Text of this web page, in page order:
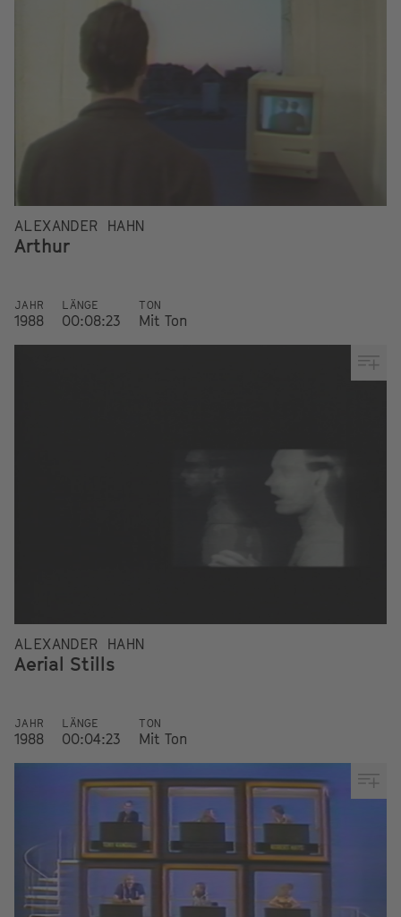
ALEXANDER HAHN
Arthur
JAHR
1988
LÄNGE
00:08:23
TON
Mit Ton
ALEXANDER HAHN
Aerial Stills
JAHR
1988
LÄNGE
00:04:23
TON
Mit Ton